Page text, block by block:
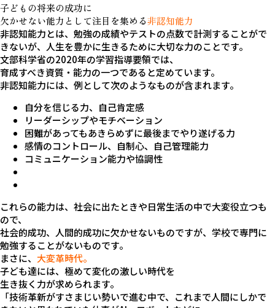
子どもの将来の成功に
欠かせない能力として注目を集める非認知能力
非認知能力とは、勉強の成績やテストの点数で計測することがで
きないが、 人生を豊かに生きるために大切な力のことです。
文部科学省の2020年の学習指導要領では、
育成すべき資質・能力の一つであると定めています。
非認知能力には、例として次のようなものが含まれます。
自分を信じる力、自己肯定感
リーダーシップやモチベーション
困難があってもあきらめずに最後までやり遂げる力
感情のコントロール、自制心、自己管理能力
コミュニケーション能力や協調性
これらの能力は、社会に出たときや日常生活の中で大変役立つも
ので、
社会的成功、人間的成功に欠かせないものですが、学校で専門に
勉強することがないものです。
まさに、 大変革時代。
子ども達には、 極めて変化の激しい時代を
生き抜く力が求められます。
「技術革新がすさまじい勢いで進む中で、これまで人間にしかで